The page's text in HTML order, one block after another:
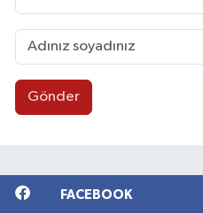
Gönder
FACEBOOK